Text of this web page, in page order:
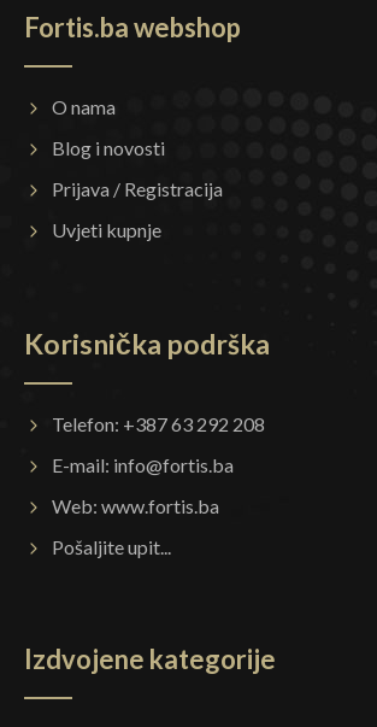
Fortis.ba webshop
O nama
Blog i novosti
Prijava / Registracija
Uvjeti kupnje
Korisnička podrška
Telefon: +387 63 292 208
E-mail: info@fortis.ba
Web: www.fortis.ba
Pošaljite upit...
Izdvojene kategorije